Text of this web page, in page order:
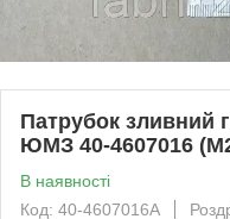
Патрубок зливний
ЮМЗ 40-4607016
В наявності
Код: 40-4607016А